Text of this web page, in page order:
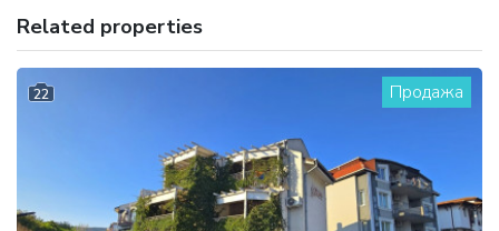
Related properties
22 Продажа